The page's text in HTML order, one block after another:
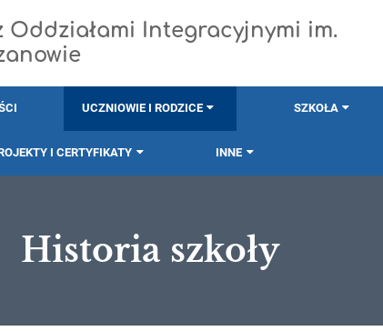
Oddziałami Integracyjnymi im.
UCZNIOWIE I RODZICE SZKOŁA
I CERTYFIKATY INNE
Historia szkoły